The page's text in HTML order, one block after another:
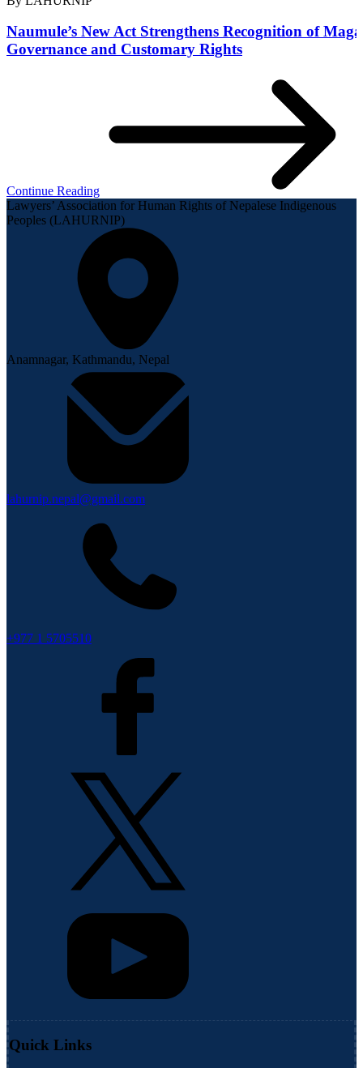
Naumule’s New Act Strengthens Recognition of
Governance and Customary Rights
Continue Reading
Lawyers’ Association for Human Rights of Nepalese Indigenous
Peoples (LAHURNIP)
Anamnagar, Kathmandu, Nepal
lahurnip.nepal@gmail.com
+977 1 5705510
Quick Links